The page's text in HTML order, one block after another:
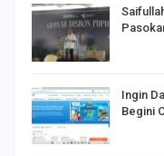
Ingin
Begini